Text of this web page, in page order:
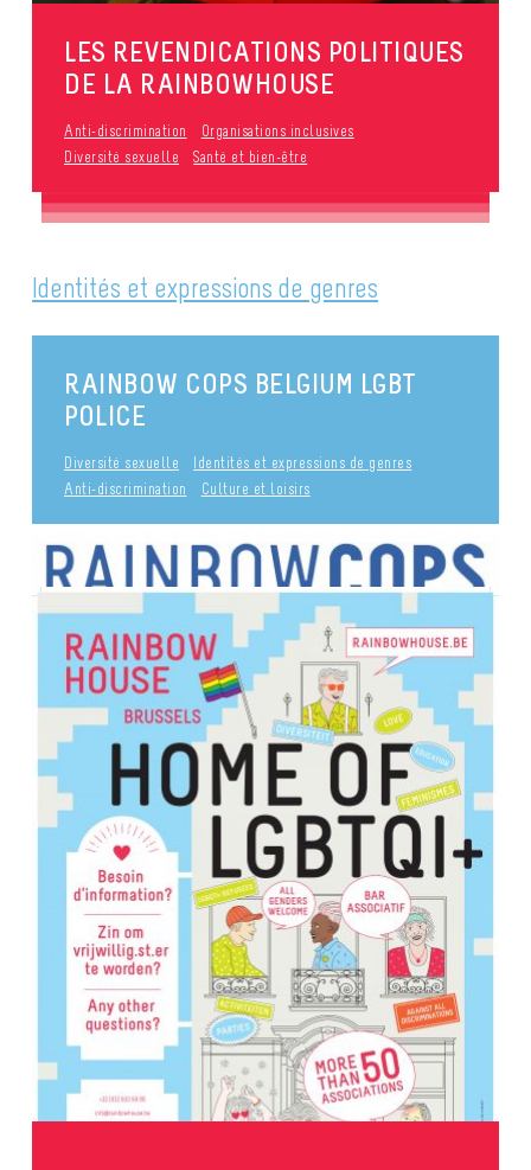
LES REVENDICATIONS POLITIQUES
DE LA RAINBOWHOUSE
Anti-discrimination
Organisations inclusives
Diversité sexuelle
Santé et bien-être
Identités et expressions de genres
RAINBOW COPS BELGIUM LGBT
POLICE
Diversité sexuelle
Identités et expressions de genres
Anti-discrimination
Culture et loisirs